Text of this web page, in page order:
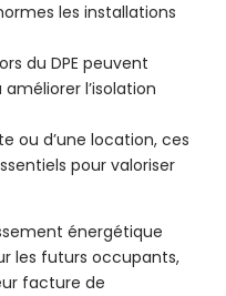
les installations
du DPE peuvent
l’isolation
ou d’une location, ces
pour valoriser
énergétique
les futurs occupants,
facture de